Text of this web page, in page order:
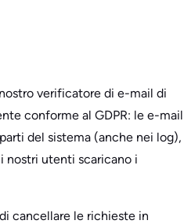
verificatore di e-mail di
conforme al GDPR: le e-mail
del sistema (anche nei log),
nostri utenti scaricano i
cancellare le richieste in